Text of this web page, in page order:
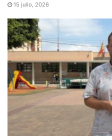
15 julio, 2026